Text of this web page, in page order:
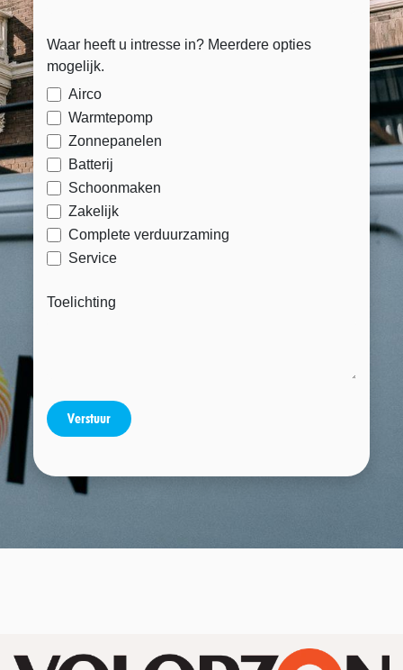
Waar heeft u intresse in? Meerdere opties
mogelijk.
Airco
Warmtepomp
Zonnepanelen
Batterij
Schoonmaken
Zakelijk
Complete verduurzaming
Service
Toelichting
​​​​Verstuur